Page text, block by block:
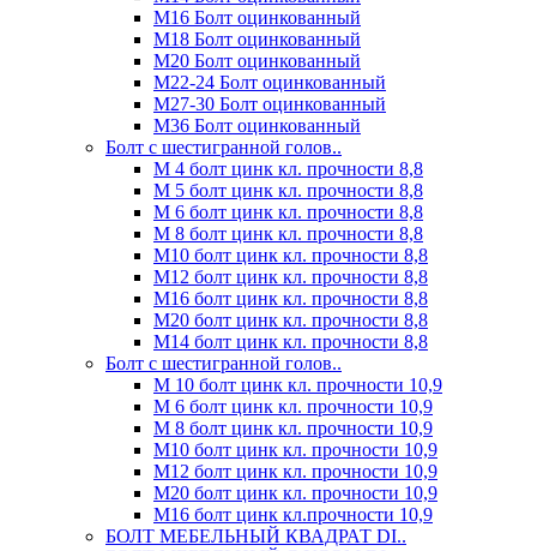
М16 Болт оцинкованный
М18 Болт оцинкованный
М20 Болт оцинкованный
М22-24 Болт оцинкованный
М27-30 Болт оцинкованный
М36 Болт оцинкованный
Болт с шестигранной голов..
М 4 болт цинк кл. прочности 8,8
М 5 болт цинк кл. прочности 8,8
М 6 болт цинк кл. прочности 8,8
М 8 болт цинк кл. прочности 8,8
М10 болт цинк кл. прочности 8,8
М12 болт цинк кл. прочности 8,8
М16 болт цинк кл. прочности 8,8
М20 болт цинк кл. прочности 8,8
М14 болт цинк кл. прочности 8,8
Болт с шестигранной голов..
М 10 болт цинк кл. прочности 10,9
М 6 болт цинк кл. прочности 10,9
М 8 болт цинк кл. прочности 10,9
М10 болт цинк кл. прочности 10,9
М12 болт цинк кл. прочности 10,9
М20 болт цинк кл. прочности 10,9
М16 болт цинк кл.прочности 10,9
БОЛТ МЕБЕЛЬНЫЙ КВАДРАТ DI..